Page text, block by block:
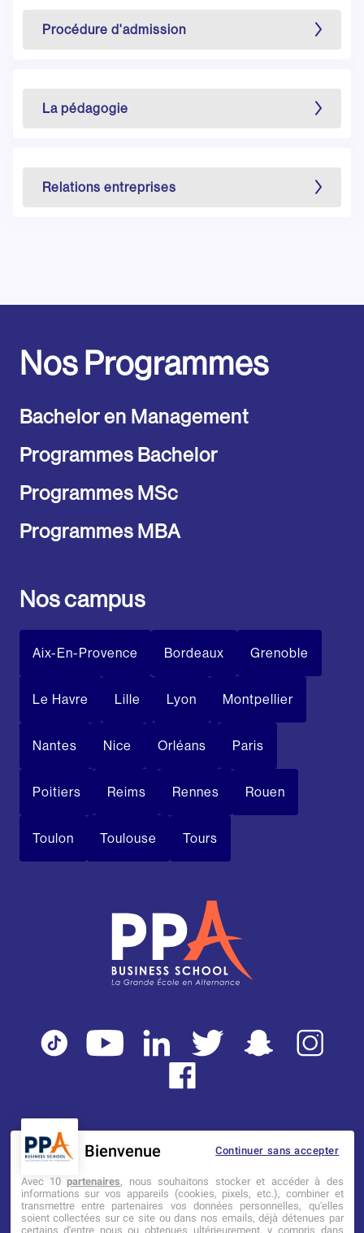
Procédure d'admission
La pédagogie
Relations entreprises
Nos Programmes
Bachelor en Management
Programmes Bachelor
Programmes MSc
Programmes MBA
Nos campus
Aix-En-Provence Bordeaux Grenoble
Le Havre Lille Lyon Montpellier
Nantes Nice Orléans Paris
Poitiers Reims Rennes Rouen
Toulon Toulouse Tours
Mentions légales Tarifs CGI
Établissement d’Enseignement
Supérieur Technique Privé
Continuer sans accepter
Bienvenue
Avec 10partenaires, nous souhaitons stocker et accéder à des
informations sur vos appareils (cookies, pixels, etc.), combiner et
transmettre entre partenaires vos données personnelles, qu'elles
soient collectées sur ce site ou dans nos emails, déjà détenues par
certains d'entre nous ou obtenues ultérieurement, y compris dans